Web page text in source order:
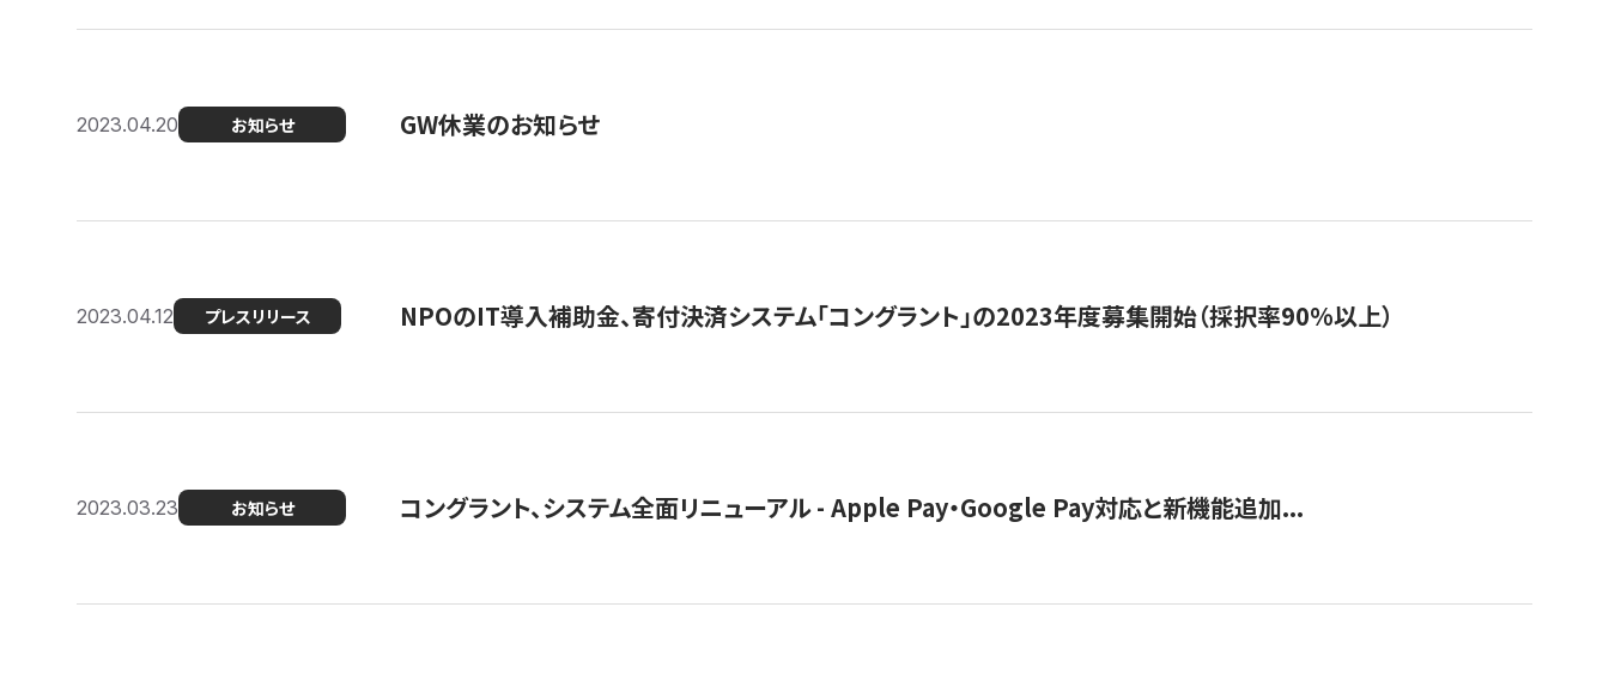
2023.04.20 お知らせ GW休業のお知らせ
2023.04.12 プレスリリース NPOのIT導入補助金、寄付決済システム「コングラント」の2023年度募集開始（採択率90%以上）
2023.03.23 お知らせ コングラント、システム全面リニューアル - Apple Pay・Google Pay対応と新機能追加...